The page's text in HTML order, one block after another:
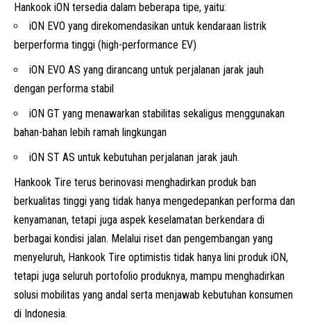
Hankook iON tersedia dalam beberapa tipe, yaitu:
iON EVO yang direkomendasikan untuk kendaraan listrik
berperforma tinggi (high-performance EV)
iON EVO AS yang dirancang untuk perjalanan jarak jauh
dengan performa stabil
iON GT yang menawarkan stabilitas sekaligus menggunakan
bahan-bahan lebih ramah lingkungan
iON ST AS untuk kebutuhan perjalanan jarak jauh.
Hankook Tire terus berinovasi menghadirkan produk ban
berkualitas tinggi yang tidak hanya mengedepankan performa dan
kenyamanan, tetapi juga aspek keselamatan berkendara di
berbagai kondisi jalan. Melalui riset dan pengembangan yang
menyeluruh, Hankook Tire optimistis tidak hanya lini produk iON,
tetapi juga seluruh portofolio produknya, mampu menghadirkan
solusi mobilitas yang andal serta menjawab kebutuhan konsumen
di Indonesia.